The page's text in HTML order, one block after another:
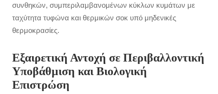
συνθηκών, συμπεριλαμβανομένων κύκλων κυμάτων με
ταχύτητα τυφώνα και θερμικών σοκ υπό μηδενικές
θερμοκρασίες.
Εξαιρετική Αντοχή σε Περιβαλλοντική
Υποβάθμιση και Βιολογική
Επιστρώση